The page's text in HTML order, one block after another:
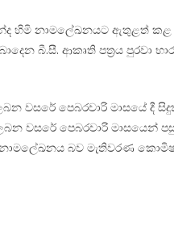
හිමි නාමලේඛනයට ඇතුළත්
බී.සී. ආකෘති පත්‍රය පුරවා
වසරේ පෙබරවාරි මාසයේ දී
වසරේ පෙබරවාරි මාසයෙන්
බව මැතිවරණ කොමිෂන්